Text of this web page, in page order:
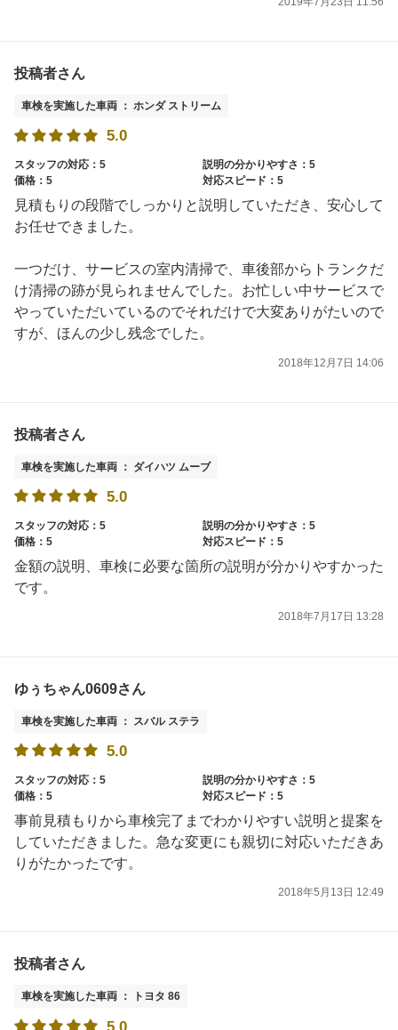
投稿者さん
車検を実施した車両 ： ホンダ ストリーム
5.0
スタッフの対応：5
説明の分かりやすさ：5
価格：5
対応スピード：5
見積もりの段階でしっかりと説明していただき、安心して
お任せできました。
一つだけ、サービスの室内清掃で、車後部からトランクだ
け清掃の跡が見られませんでした。お忙しい中サービスで
やっていただいているのでそれだけで大変ありがたいので
すが、ほんの少し残念でした。
2018年12月7日 14:06
投稿者さん
車検を実施した車両 ： ダイハツ ムーブ
5.0
スタッフの対応：5
説明の分かりやすさ：5
価格：5
対応スピード：5
金額の説明、車検に必要な箇所の説明が分かりやすかった
です。
2018年7月17日 13:28
ゆぅちゃん0609さん
車検を実施した車両 ： スバル ステラ
5.0
スタッフの対応：5
説明の分かりやすさ：5
価格：5
対応スピード：5
事前見積もりから車検完了までわかりやすい説明と提案を
していただきました。急な変更にも親切に対応いただきあ
りがたかったです。
2018年5月13日 12:49
投稿者さん
車検を実施した車両 ： トヨタ 86
5.0